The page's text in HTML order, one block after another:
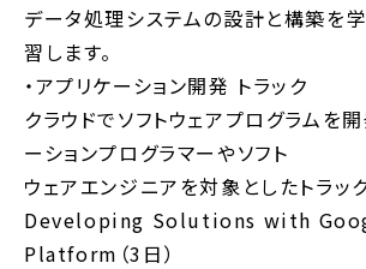
データ処理システムの設計と構築を学
習します。
・アプリケーション開発 トラック
クラウドでソフトウェアプログラムを
ーションプログラマーやソフト
ウェアエンジニアを対象としたトラック
Developing Solutions with
Platform（3日）